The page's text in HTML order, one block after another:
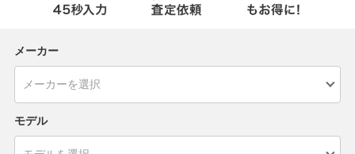
メーカー
モデル